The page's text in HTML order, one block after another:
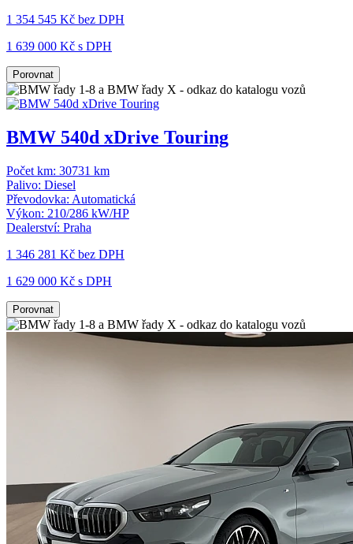
1 354 545 Kč bez DPH
1 639 000 Kč s DPH
Porovnat
BMW 540d xDrive Touring
Počet km: 30731 km
Palivo: Diesel
Převodovka: Automatická
Výkon: 210/286 kW/HP
Dealerství: Praha
1 346 281 Kč bez DPH
1 629 000 Kč s DPH
Porovnat